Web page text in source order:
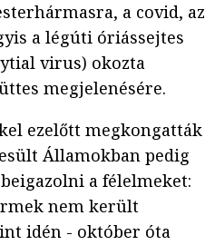
a covid, az
a légúti óriássejtes
virus) okozta
megjelenésére.
ezelőtt megkongatták
Államokban pedig
a félelmeket:
nem került
idén - október óta